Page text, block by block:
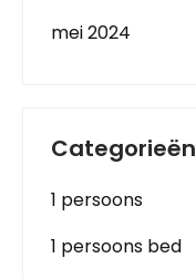
mei 2024
Categorieën
1 persoons
1 persoons bed